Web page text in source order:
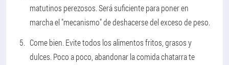
matutinos perezosos. Será suficiente para poner en
marcha el "mecanismo" de deshacerse del exceso de peso.
Come bien. Evite todos los alimentos fritos, grasos y
dulces. Poco a poco, abandonar la comida chatarra te